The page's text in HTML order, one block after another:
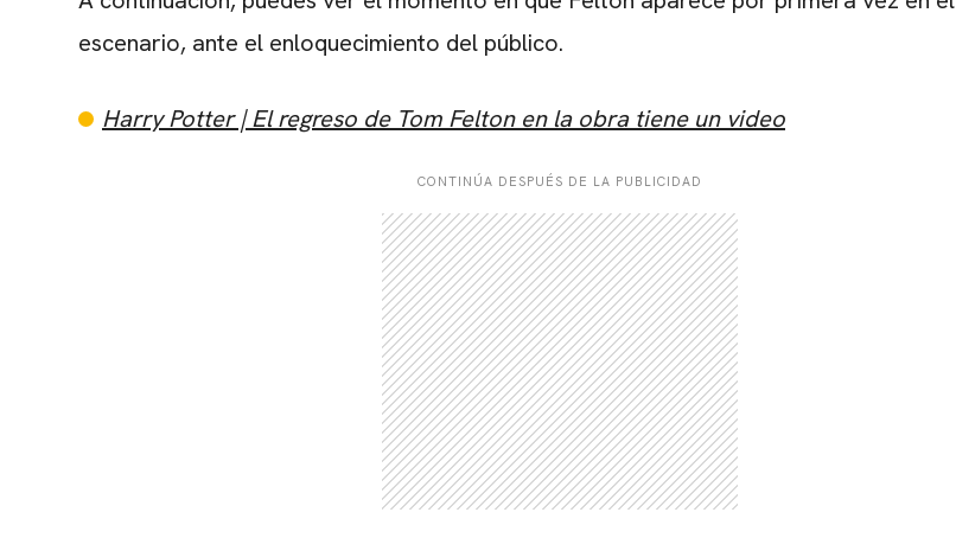
escenario, ante el enloquecimiento del público.
Harry Potter | El regreso de Tom Felton en la obra tiene un video
CONTINÚA DESPUÉS DE LA PUBLICIDAD